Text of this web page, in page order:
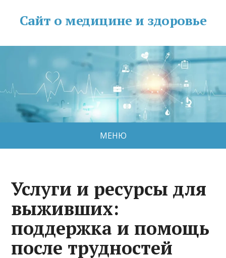
Сайт о медицине и здоровье
МЕНЮ
Услуги и ресурсы для
выживших:
поддержка и помощь
после трудностей